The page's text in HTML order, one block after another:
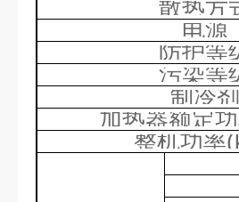
散热方
电源
防护等
污染等
制冷剂
加热器额定
整机功率